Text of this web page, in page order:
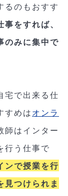
るのもおすす
をすれば、
のみに集中で
宅で出来る仕
すめはオンラ
師はインター
行う仕事で
ンで授業を行
見つけられま